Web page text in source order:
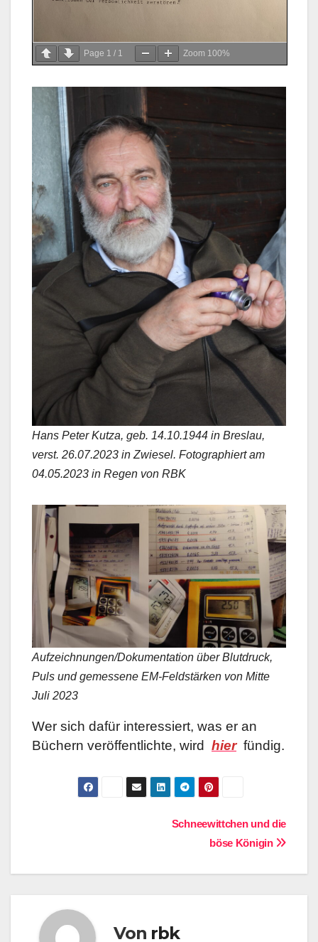
Page 1 / 1 Zoom 100%
Hans Peter Kutza, geb. 14.10.1944 in Breslau,
verst. 26.07.2023 in Zwiesel. Fotographiert am
04.05.2023 in Regen von RBK
Aufzeichnungen/Dokumentation über Blutdruck,
Puls und gemessene EM-Feldstärken von Mitte
Juli 2023
Wer sich dafür interessiert, was er an
Büchern veröffentlichte, wird
hier fündig.
Beitragsnavigation
Schneewittchen und die
böse Königin
Von rbk